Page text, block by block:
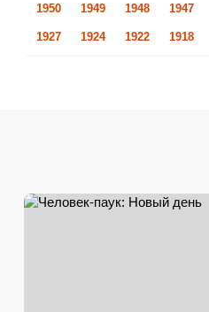
1950 1949 1948 1947
1927 1924 1922 1918